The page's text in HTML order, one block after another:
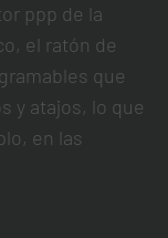
ppp de la
el ratón de
que
y atajos, lo que
en las